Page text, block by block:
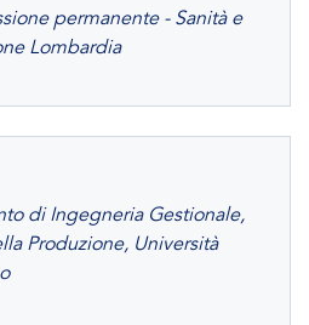
permanente - Sanità e
Lombardia
di Ingegneria Gestionale,
Produzione, Università